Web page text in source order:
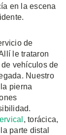
en la escena
de
le trataron
vehículos de
Nuestro
pierna
, torácica,
parte distal